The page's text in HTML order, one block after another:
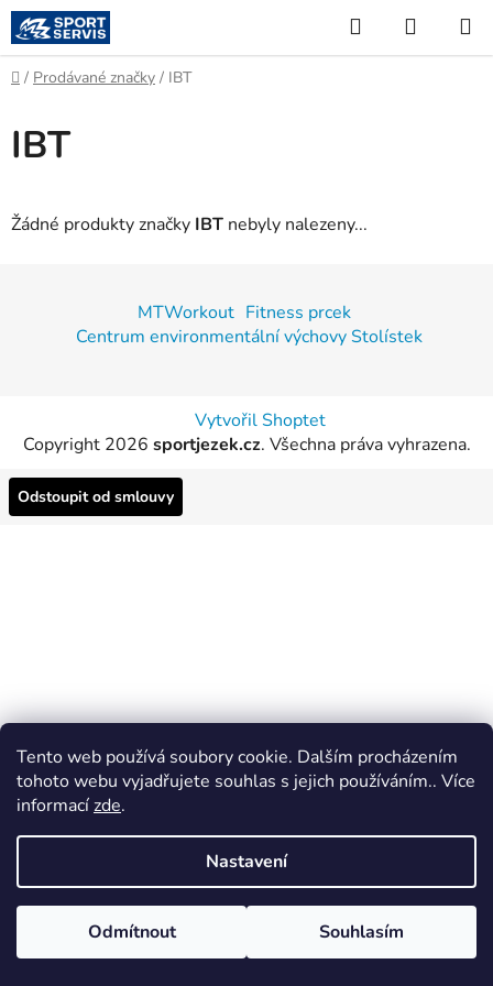
Tento web používá soubory cookie. Dalším procházením
tohoto webu vyjadřujete souhlas s jejich používáním.. Více
informacízde.
Nastavení
Odmítnout Souhlasím
Přejít
na
obsah
Hledat
KOŠÍK
Domů
/ Prodávané značky / IBT
IBT
Žádné produkty značky IBT nebyly nalezeny...
MTWorkout Fitness prcek
Centrum environmentální výchovy Stolístek
Vytvořil Shoptet
Copyright 2026 sportjezek.cz. Všechna práva vyhrazena.
Odstoupit od smlouvy